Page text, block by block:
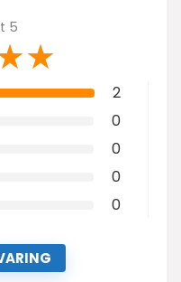
5
★
2
0
0
0
0